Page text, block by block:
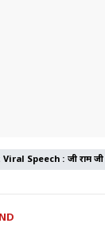
Speech : जी राम जी